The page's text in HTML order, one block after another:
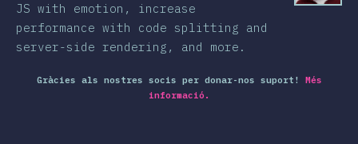
JS with emotion, increase
performance with code splitting and
server-side rendering, and more.
Gràcies als nostres socis per donar-nos suport!
Més
informació.